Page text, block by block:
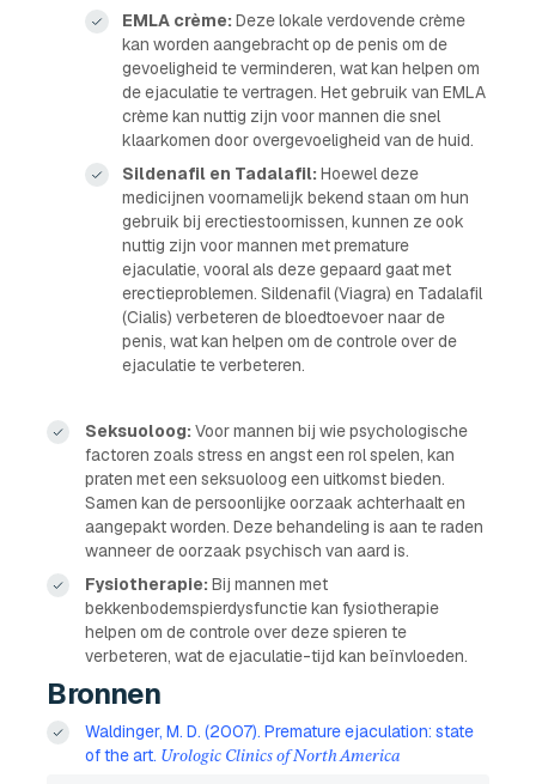
EMLA crème: Deze lokale verdovende crème
kan worden aangebracht op de penis om de
gevoeligheid te verminderen, wat kan helpen om
de ejaculatie te vertragen. Het gebruik van EMLA
crème kan nuttig zijn voor mannen die snel
klaarkomen door overgevoeligheid van de huid.
Sildenafil en Tadalafil: Hoewel deze
medicijnen voornamelijk bekend staan om hun
gebruik bij erectiestoornissen, kunnen ze ook
nuttig zijn voor mannen met premature
ejaculatie, vooral als deze gepaard gaat met
erectieproblemen. Sildenafil (Viagra) en Tadalafil
(Cialis) verbeteren de bloedtoevoer naar de
penis, wat kan helpen om de controle over de
ejaculatie te verbeteren.
Seksuoloog: Voor mannen bij wie psychologische
factoren zoals stress en angst een rol spelen, kan
praten met een seksuoloog een uitkomst bieden.
Samen kan de persoonlijke oorzaak achterhaalt en
aangepakt worden. Deze behandeling is aan te raden
wanneer de oorzaak psychisch van aard is.
Fysiotherapie: Bij mannen met
bekkenbodemspierdysfunctie kan fysiotherapie
helpen om de controle over deze spieren te
verbeteren, wat de ejaculatie-tijd kan beïnvloeden.
Bronnen
Waldinger, M. D. (2007). Premature ejaculation: state
of the art. Urologic Clinics of North America